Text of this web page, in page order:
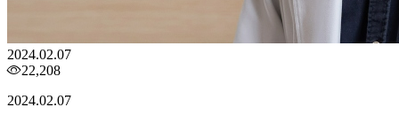
2024.02.07
22,208
2024.02.07